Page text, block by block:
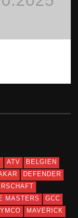
ATV
BELGIEN
DEFENDER
MASTERS
GCC
MAVERICK